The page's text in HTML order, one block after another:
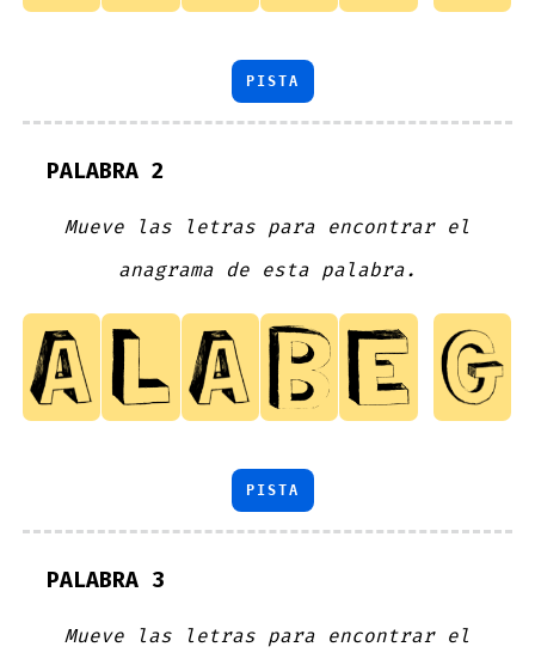
PISTA
PALABRA 2
Mueve las letras para encontrar el
anagrama de esta palabra.
PISTA
PALABRA 3
Mueve las letras para encontrar el